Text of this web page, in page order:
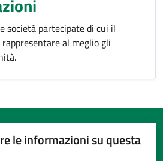
società partecipate di cui il
al meglio gli
le informazioni su questa